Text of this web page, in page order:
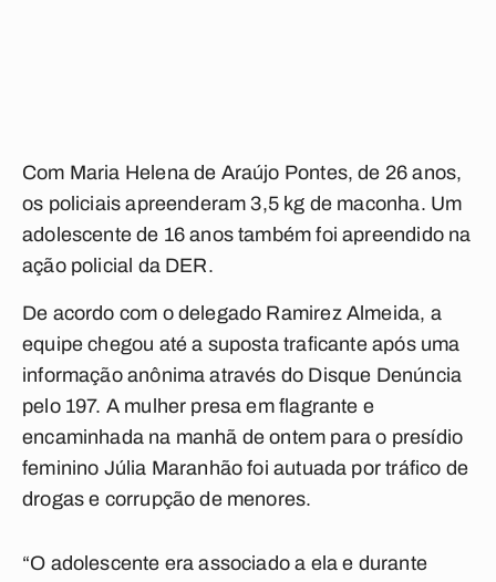
Com Maria Helena de Araújo Pontes, de 26 anos,
os policiais apreenderam 3,5 kg de maconha. Um
adolescente de 16 anos também foi apreendido na
ação policial da DER.
De acordo com o delegado Ramirez Almeida, a
equipe chegou até a suposta traficante após uma
informação anônima através do Disque Denúncia
pelo 197. A mulher presa em flagrante e
encaminhada na manhã de ontem para o presídio
feminino Júlia Maranhão foi autuada por tráfico de
drogas e corrupção de menores.
“O adolescente era associado a ela e durante